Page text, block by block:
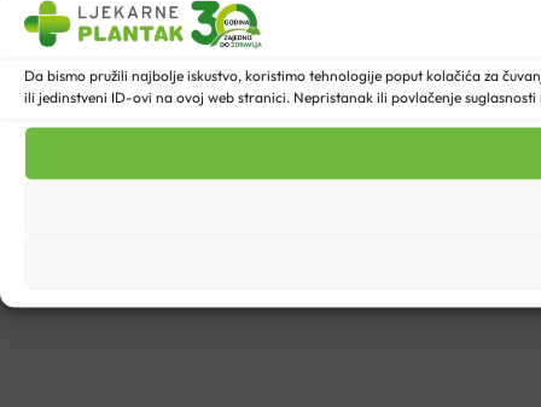
Da bismo pružili najbolje iskustvo, koristimo tehnologije poput kolačića za
ili jedinstveni ID-ovi na ovoj web stranici. Nepristanak ili povlačenje